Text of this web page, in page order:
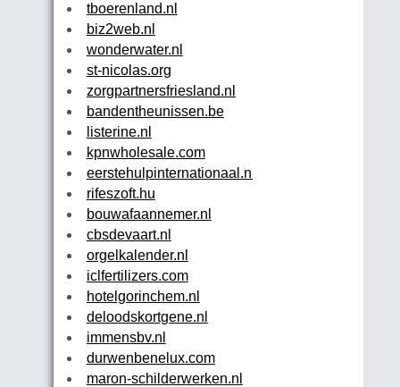
tboerenland.nl
biz2web.nl
wonderwater.nl
st-nicolas.org
zorgpartnersfriesland.nl
bandentheunissen.be
listerine.nl
kpnwholesale.com
eerstehulpinternationaal.nl
rifeszoft.hu
bouwafaannemer.nl
cbsdevaart.nl
orgelkalender.nl
iclfertilizers.com
hotelgorinchem.nl
deloodskortgene.nl
immensbv.nl
durwenbenelux.com
maron-schilderwerken.nl